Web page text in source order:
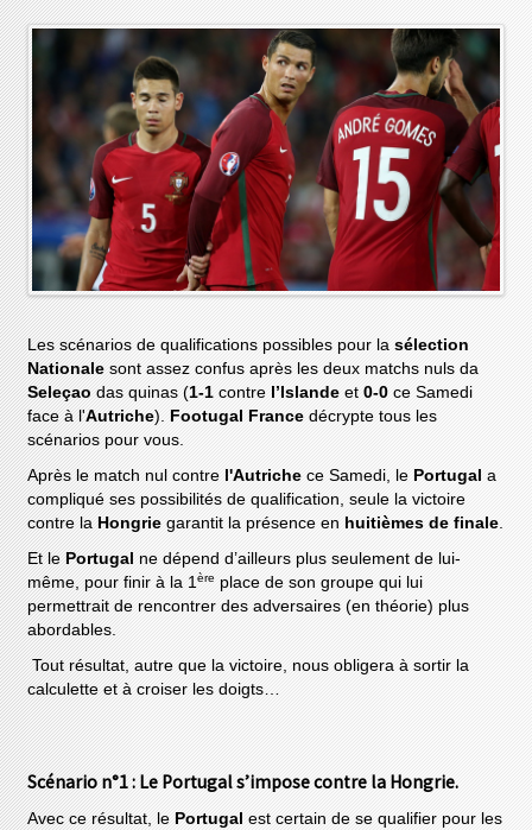
Les scénarios de qualifications possibles pour lasélection
Nationale sont assez confus après les deux matchs nuls da
Seleçaodas quinas (1-1 contre l’Islandeet0-0 ce Samedi
face à l'Autriche). Footugal France décrypte tous les
scénarios pour vous.
Après le match nul contre l'Autriche ce Samedi, le Portugala
compliqué ses possibilités de qualification, seule la victoire
contre la Hongriegarantit la présence en huitièmes de finale.
Et le Portugal ne dépend d’ailleurs plus seulement de lui-
même, pour finir à la 1ère place de son groupe qui lui
permettrait de rencontrer des adversaires (en théorie) plus
abordables.
Tout résultat, autre que la victoire, nous obligera à sortir la
calculette et à croiser les doigts…
Scénario n°1 : Le Portugal s’impose contre la Hongrie.
Avec ce résultat, le Portugal est certain de se qualifier pour les